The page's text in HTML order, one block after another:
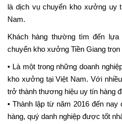
là dịch vụ chuyển kho xưởng uy
Nam.
Khách hàng thường tìm đến
chuyển kho xưởng Tiền Giang
• Là một trong những doanh
kho xưởng tại Việt Nam. Với
trở thành thương hiệu uy tín hàng
• Thành lập từ năm 2016 đến
hàng, quý danh nghiệp được tốt